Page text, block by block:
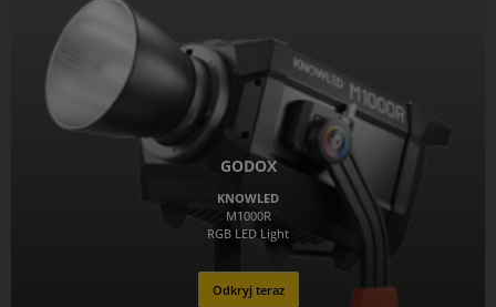
GODOX
KNOWLED
M1000R
RGB LED Light
Odkryj teraz